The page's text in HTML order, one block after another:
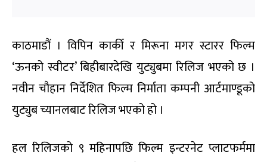
काठमाडौं । विपिन कार्की र मिरूना मगर स्टारर फिल्म
‘ऊनको स्वीटर’ बिहीबारदेखि युट्युबमा रिलिज भएको छ ।
नवीन चौहान निर्देशित फिल्म निर्माता कम्पनी आर्टमाण्डूको
युट्युब च्यानलबाट रिलिज भएको हो ।
हल रिलिजको ९ महिनापछि फिल्म इन्टरनेट प्लाटफर्ममा